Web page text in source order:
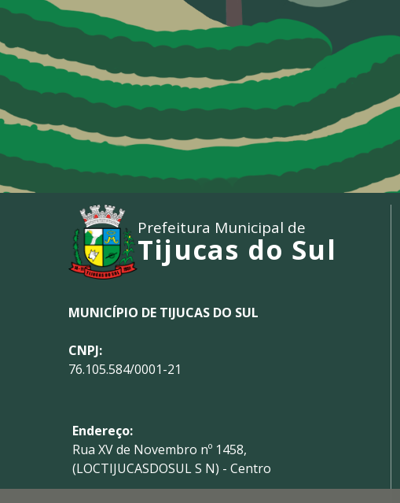
Prefeitura Municipal de
Tijucas do Sul
MUNICÍPIO DE TIJUCAS DO SUL
CNPJ:
76.105.584/0001-21
Endereço:
Rua XV de Novembro nº 1458,
(LOCTIJUCASDOSUL S N) - Centro